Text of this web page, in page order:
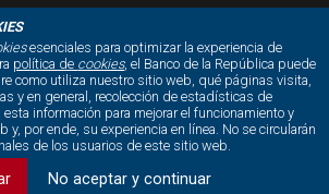
de crecimiento económico colombiano
macroeconómico
estadísticas (1905-1997). Borrador
versión.
R.A class of local interpolating
esenciales para optimizar la experiencia de
política de cookies, el Banco de la República puede
como utiliza nuestro sitio web, qué páginas visita,
y en general, recolección de estadísticas de
información para mejorar el funcionamiento y
y, por ende, su experiencia en línea. No se circularán
de los usuarios de este sitio web.
No aceptar y continuar
REDES SOCIALES: